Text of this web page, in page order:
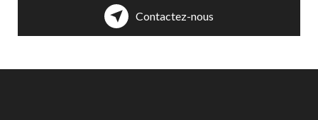
Contactez-nous